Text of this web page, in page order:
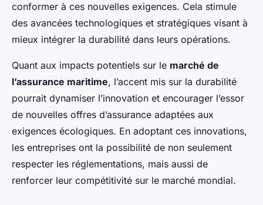
conformer à ces nouvelles exigences. Cela stimule
des avancées technologiques et stratégiques visant à
mieux intégrer la durabilité dans leurs opérations.
Quant aux impacts potentiels sur le marché de
l’assurance maritime, l’accent mis sur la durabilité
pourrait dynamiser l’innovation et encourager l’essor
de nouvelles offres d’assurance adaptées aux
exigences écologiques. En adoptant ces innovations,
les entreprises ont la possibilité de non seulement
respecter les réglementations, mais aussi de
renforcer leur compétitivité sur le marché mondial.